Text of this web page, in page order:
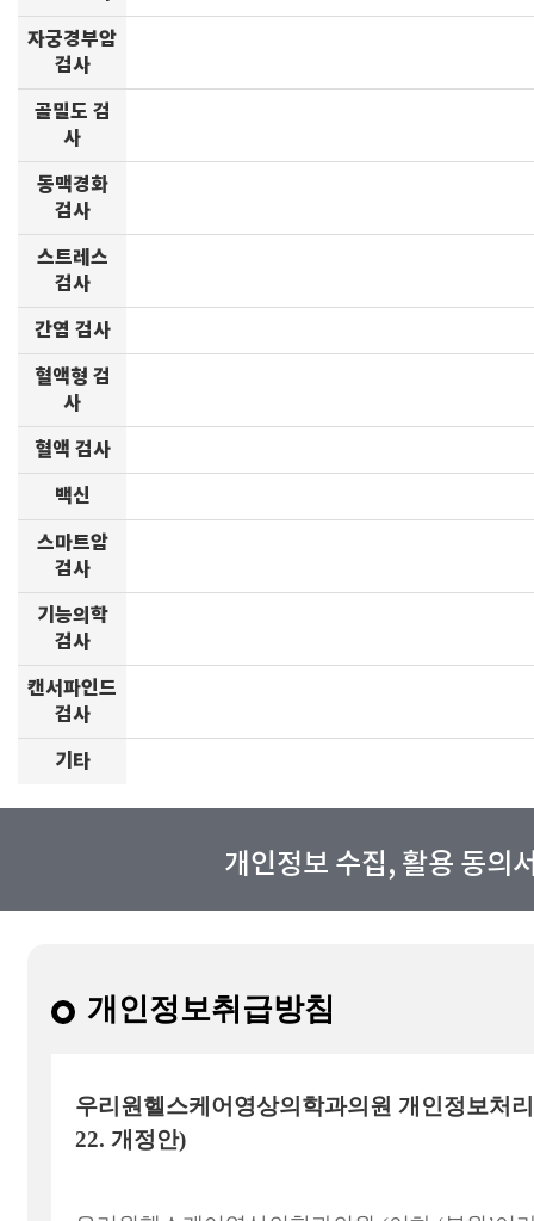
자궁경부암
검사
골밀도 검
사
동맥경화
검사
스트레스
검사
간염 검사
혈액형 검
사
혈액 검사
백신
스마트암
검사
기능의학
검사
캔서파인드
검사
기타
개인정보 수집, 활용 동의